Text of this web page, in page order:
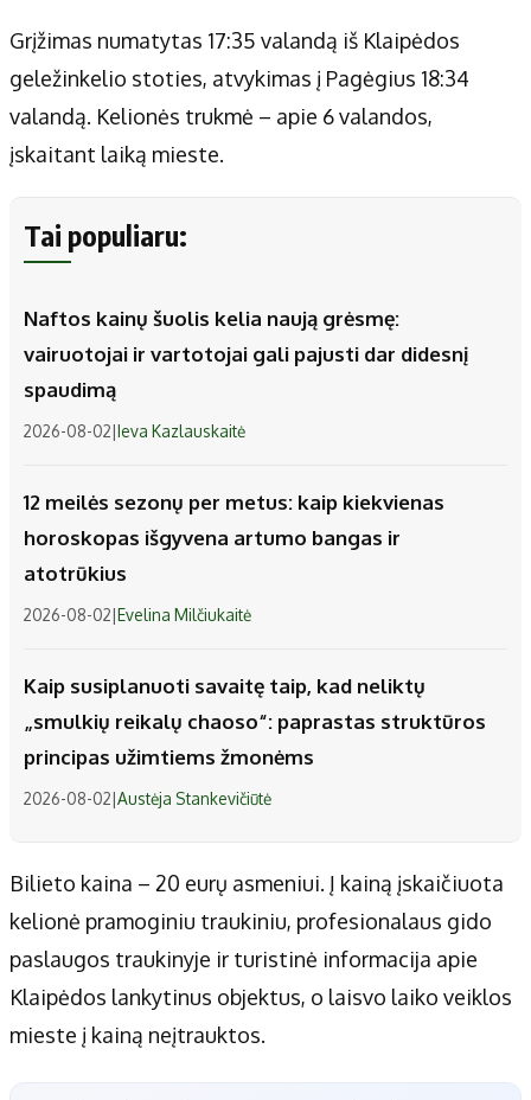
Grįžimas numatytas 17:35 valandą iš Klaipėdos
geležinkelio stoties, atvykimas į Pagėgius 18:34
valandą. Kelionės trukmė – apie 6 valandos,
įskaitant laiką mieste.
Tai populiaru:
Naftos kainų šuolis kelia naują grėsmę:
vairuotojai ir vartotojai gali pajusti dar didesnį
spaudimą
2026-08-02|Ieva Kazlauskaitė
12 meilės sezonų per metus: kaip kiekvienas
horoskopas išgyvena artumo bangas ir
atotrūkius
2026-08-02|Evelina Milčiukaitė
Kaip susiplanuoti savaitę taip, kad neliktų
„smulkių reikalų chaoso“: paprastas struktūros
principas užimtiems žmonėms
2026-08-02|Austėja Stankevičiūtė
Bilieto kaina – 20 eurų asmeniui. Į kainą įskaičiuota
kelionė pramoginiu traukiniu, profesionalaus gido
paslaugos traukinyje ir turistinė informacija apie
Klaipėdos lankytinus objektus, o laisvo laiko veiklos
mieste į kainą neįtrauktos.